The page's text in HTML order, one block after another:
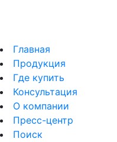
Главная
Продукция
Где купить
Консультация
О компании
Пресс-центр
Поиск